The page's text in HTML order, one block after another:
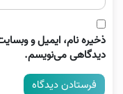
ذخیره نام، ایمیل و
دیدگاهی می‌نویسم.